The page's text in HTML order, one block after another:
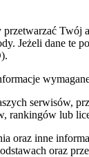
Jeżeli dane te
serwisów,
rankingów lub
oraz inne
oraz